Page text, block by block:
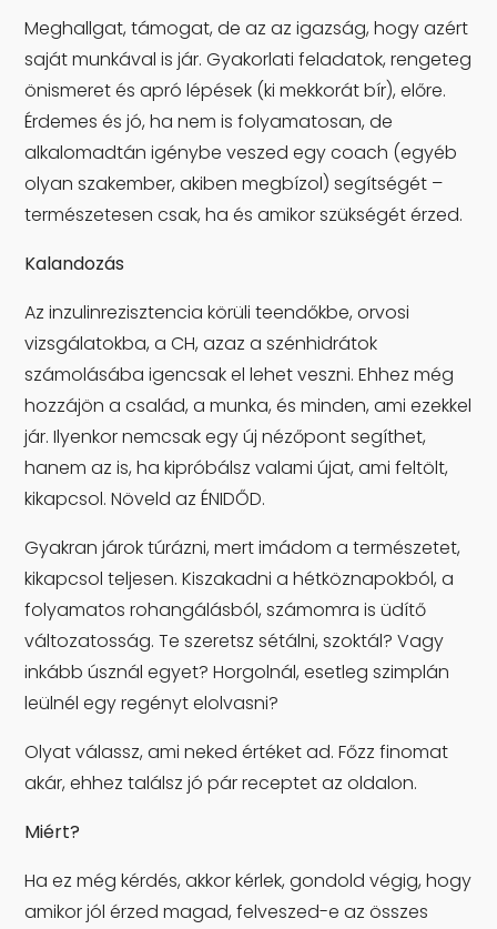
Meghallgat, támogat, de az az igazság, hogy azért
saját munkával is jár. Gyakorlati feladatok, rengeteg
önismeret és apró lépések (ki mekkorát bír), előre.
Érdemes és jó, ha nem is folyamatosan, de
alkalomadtán igénybe veszed egy coach (egyéb
olyan szakember, akiben megbízol) segítségét –
természetesen csak, ha és amikor szükségét érzed.
Kalandozás
Az inzulinrezisztencia körüli teendőkbe, orvosi
vizsgálatokba, a CH, azaz a szénhidrátok
számolásába igencsak el lehet veszni. Ehhez még
hozzájön a család, a munka, és minden, ami ezekkel
jár. Ilyenkor nemcsak egy új nézőpont segíthet,
hanem az is, ha kipróbálsz valami újat, ami feltölt,
kikapcsol. Növeld az ÉNIDŐD.
Gyakran járok túrázni, mert imádom a természetet,
kikapcsol teljesen. Kiszakadni a hétköznapokból, a
folyamatos rohangálásból, számomra is üdítő
változatosság. Te szeretsz sétálni, szoktál? Vagy
inkább úsznál egyet? Horgolnál, esetleg szimplán
leülnél egy regényt elolvasni?
Olyat válassz, ami neked értéket ad. Főzz finomat
akár, ehhez találsz jó pár receptet az oldalon.
Miért?
Ha ez még kérdés, akkor kérlek, gondold végig, hogy
amikor jól érzed magad, felveszed-e az összes